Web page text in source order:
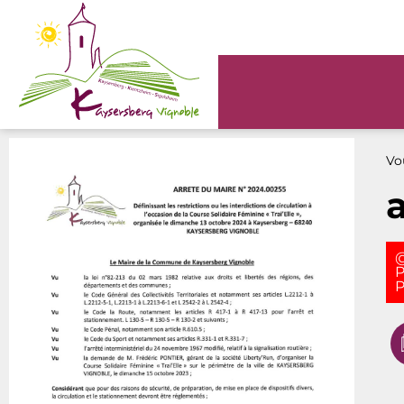
Panneau de gestion des cookies